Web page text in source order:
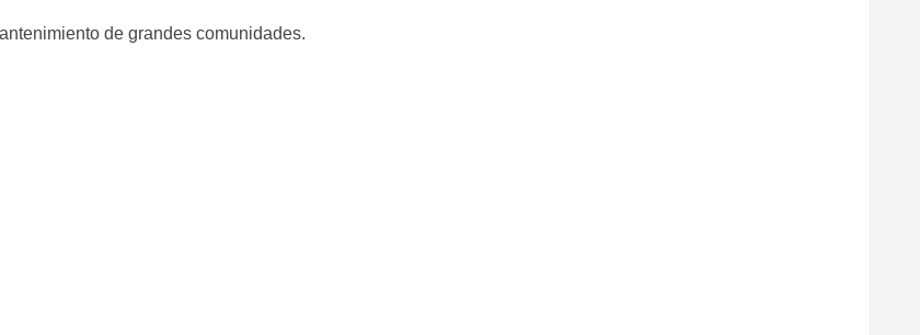
de grandes comunidades.